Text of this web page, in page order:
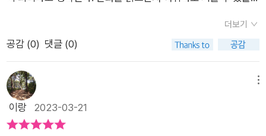
진다. 한자를 재미있게 익히고 싶은 분들, 독서를 하지만 독해나
이해력에 어려움을 겪는 분들이 이 책을 읽으면 많은 도움을 얻을
수 있다.​[출판사에서 도서를 무상으로 제공받아 솔직하게 작성하
였습니다]
주입 등의 한자를 사용하며 한자의 모양과 뜻을 보여줍니다. 아이
들이 자연스럽게 한자를 익힐 수 있겠죠. 57권에서는 삼장이 등
장합니다. 기다리던 삼장의 등장에 아이가 기뻐하네요. 하지만 오
이 안타깝네요.​만화 중간중간 아이들이 어려워할 만한 어휘는 책
상단과 하단에 정리해뒀어요. 한자와 함께 소개하며 뜻을 풀이해
주니 아이들이 고급 어휘를 익히는 데 도움이 됩니다. 책을 읽다
보면 AR이 표시된 페이지가 있어요. 여기서 마공앱을 통한 증강
이를 잘해 두었다. 유의어, 반의어, 연상어도 나와 아이들의 어휘
력을 늘리는 데 도움이 될 것이다. 마법천자문을 다 읽어보기는
모르더라도 읽는데 문제없는 듯하다. 중간중간 아이들에게 어려
운듯한 한자어들은 뜻풀이를 해 두었다. 글자가 작아서 안 읽고
넘어가는 경우도 있을 수 있어 주석 글자도 조금 더 크게 했으면
더보기
공감 (0) 댓글 (0)
이랑 2023-03-21